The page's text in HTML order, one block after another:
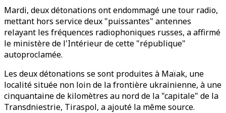
Mardi, deux détonations ont endommagé une tour radio,
mettant hors service deux "puissantes" antennes
relayant les fréquences radiophoniques russes, a affirmé
le ministère de l'Intérieur de cette "république"
autoproclamée.
Les deux détonations se sont produites à Maïak, une
localité située non loin de la frontière ukrainienne, à une
cinquantaine de kilomètres au nord de la "capitale" de la
Transdniestrie, Tiraspol, a ajouté la même source.